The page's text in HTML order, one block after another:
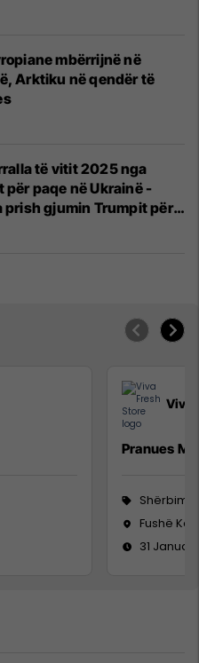
mbërrijnë në
Arktiku në qendër të
të vitit 2025 nga
për paqe në Ukrainë -
prish gjumin Trumpit për
lajmin e mirë
Viva
Pranues
Fushë
31